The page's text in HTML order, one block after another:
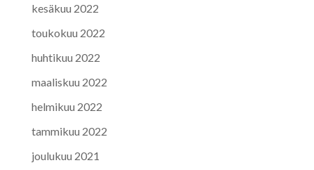
kesäkuu 2022
toukokuu 2022
huhtikuu 2022
maaliskuu 2022
helmikuu 2022
tammikuu 2022
joulukuu 2021